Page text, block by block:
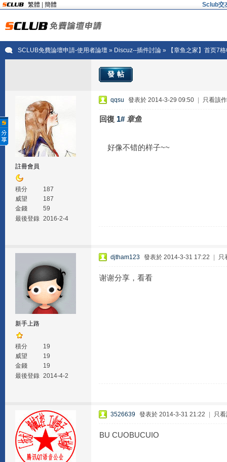
繁體 簡體 Sclub交
SCLUB免費論壇申請-使用者論壇» Discuz--插件討論» 【章鱼之家】首页7
發帖
註冊會員
積分
187
威望
187
金錢
59
最後登錄 2016-2-4
qqsu 發表於 2014-3-29 09:50 只看該
回復 1# 章鱼
好像不错的样子~~
新手上路
積分
19
威望
19
金錢
19
最後登錄 2014-4-2
djtham123 發表於 2014-3-31 17:22 只
谢谢分享，看看
3526639 發表於 2014-3-31 21:22 只
BU CUOBUCUIO